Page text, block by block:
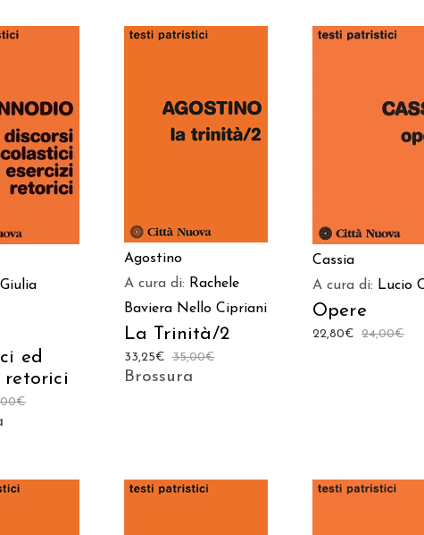
Giulia
ed
retorici
€
Agostino
A cura di: Rachele
Baviera Nello Cipriani
La Trinità/2
35,00€
33,25€
Brossura
Cassia
A cura di: Lucio
Opere
24,00€
22,80€